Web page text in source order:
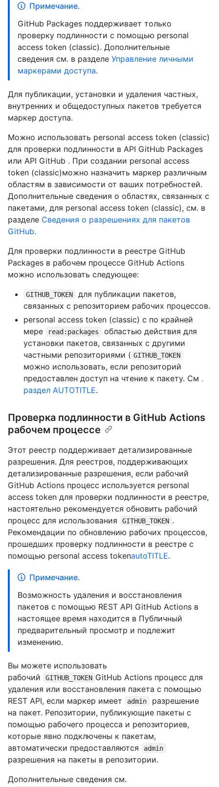
Примечание.
GitHub Packages поддерживает только
проверку подлинности с помощью personal
access token (classic). Дополнительные
сведения см. в разделе Управление личными
маркерами доступа.
Для публикации, установки и удаления частных,
внутренних и общедоступных пакетов требуется
маркер доступа.
Можно использовать personal access token (classic)
для проверки подлинности в API GitHub Packages
или API GitHub . При создании personal access
token (classic)можно назначить маркер различным
областям в зависимости от ваших потребностей.
Дополнительные сведения о областях, связанных с
пакетами, для personal access token (classic), см. в
разделе Сведения о разрешениях для пакетов
GitHub.
Для проверки подлинности в реестре GitHub
Packages в рабочем процессе GitHub Actions
можно использовать следующее:
GITHUB_TOKEN
для публикации пакетов,
связанных с репозиторием рабочих процессов.
personal access token (classic) с по крайней
мере
read:packages
областью действия для
установки пакетов, связанных с другими
частными репозиториями ( GITHUB_TOKEN
можно использовать, если репозиторий
предоставлен доступ на чтение к пакету. См .
раздел AUTOTITLE.
Проверка подлинности в GitHub Actions
рабочем процессе
Этот реестр поддерживает детализированные
разрешения. Для реестров, поддерживающих
детализированные разрешения, если рабочий
GitHub Actions процесс используется personal
access token для проверки подлинности в реестре,
настоятельно рекомендуется обновить рабочий
процесс для использования
GITHUB_TOKEN .
Рекомендации по обновлению рабочих процессов,
прошедших проверку подлинности в реестре с
помощью personal access tokenautoTITLE.
Примечание.
Возможность удаления и восстановления
пакетов с помощью REST API GitHub Actions в
настоящее время находится в Публичный
предварительный просмотр и подлежит
изменению.
Вы можете использовать
рабочий
GITHUB_TOKEN GitHub Actions процесс для
удаления или восстановления пакета с помощью
REST API, если маркер имеет
admin
разрешение
на пакет. Репозитории, публикующие пакеты с
помощью рабочего процесса и репозиториев,
которые явно подключены к пакетам,
автоматически предоставляются
admin
разрешения на пакеты в репозитории.
Дополнительные сведения см.